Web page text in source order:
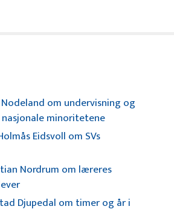
Nodeland om undervisning og
minoritetene
Eidsvoll om SVs
Nordrum om læreres
Djupedal om timer og år i